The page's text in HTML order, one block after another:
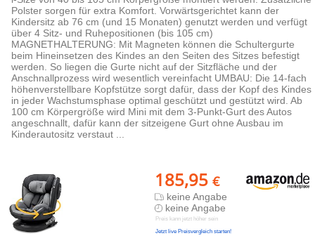
Polster sorgen für extra Komfort. Vorwärtsgerichtet kann der
Kindersitz ab 76 cm (und 15 Monaten) genutzt werden und verfügt
über 4 Sitz- und Ruhepositionen (bis 105 cm)
MAGNETHALTERUNG: Mit Magneten können die Schultergurte
beim Hineinsetzen des Kindes an den Seiten des Sitzes befestigt
werden. So liegen die Gurte nicht auf der Sitzfläche und der
Anschnallprozess wird wesentlich vereinfacht UMBAU: Die 14-fach
höhenverstellbare Kopfstütze sorgt dafür, dass der Kopf des Kindes
in jeder Wachstumsphase optimal geschützt und gestützt wird. Ab
100 cm Körpergröße wird Mini mit dem 3-Punkt-Gurt des Autos
angeschnallt, dafür kann der sitzeigene Gurt ohne Ausbau im
Kinderautositz verstaut ...
185,95 €
keine Angabe
keine Angabe
Preis kann jetzt höher sein
Jetzt live Preisvergleich starten!